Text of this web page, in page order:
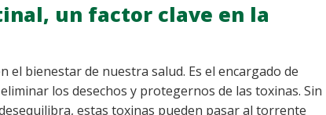
un factor clave en la
bienestar de nuestra salud. Es el encargado de
los desechos y protegernos de las toxinas. Sin
estas toxinas pueden pasar al torrente